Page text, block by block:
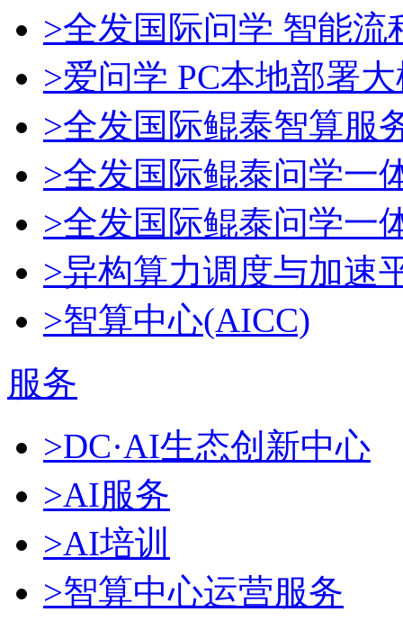
>全发国际问学 智能流
>爱问学 PC本地部署
>全发国际鲲泰智算服
>全发国际鲲泰问学一
>全发国际鲲泰问学一
>异构算力调度与加速
>智算中心(AICC)
服务
>DC·AI生态创新中心
>AI服务
>AI培训
>智算中心运营服务